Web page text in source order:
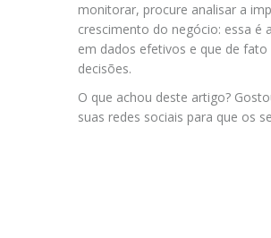
monitorar, procure analisar a
crescimento do negócio: essa é
em dados efetivos e que de
decisões.
O que achou deste artigo?
suas redes sociais para que os